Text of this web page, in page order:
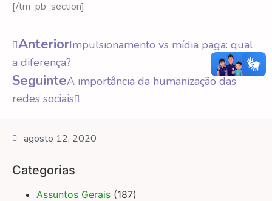
[/tm_pb_section]
AnteriorImpulsionamento vs mídia paga: qual
a diferença?
SeguinteA importância da humanização das
redes sociais
agosto 12, 2020
Categorias
Assuntos Gerais (187)